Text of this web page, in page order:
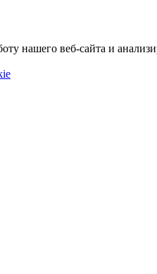
нашего веб-сайта и